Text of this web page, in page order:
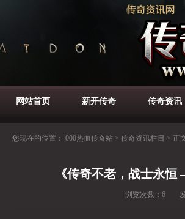
网站首页 新开传奇 传奇资讯
您现在的位置： 000热血传奇站 > 传奇资讯栏目 > 正
《传奇不老，战士永
浏览次数： 6